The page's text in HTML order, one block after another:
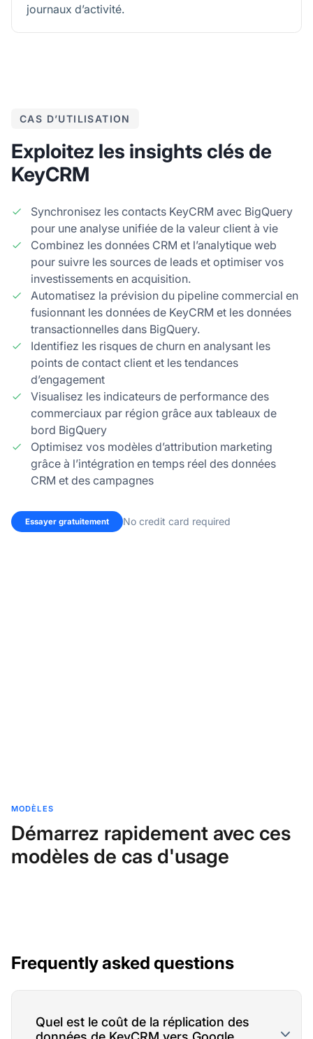
journaux d’activité.
CAS D’UTILISATION
Exploitez les insights clés de
KeyCRM
Synchronisez les contacts KeyCRM avec BigQuery
pour une analyse unifiée de la valeur client à vie
Combinez les données CRM et l’analytique web
pour suivre les sources de leads et optimiser vos
investissements en acquisition.
Automatisez la prévision du pipeline commercial en
fusionnant les données de KeyCRM et les données
transactionnelles dans BigQuery.
Identifiez les risques de churn en analysant les
points de contact client et les tendances
d’engagement
Visualisez les indicateurs de performance des
commerciaux par région grâce aux tableaux de
bord BigQuery
Optimisez vos modèles d’attribution marketing
grâce à l’intégration en temps réel des données
CRM et des campagnes
Essayer gratuitement No credit card required
MODÈLES
Démarrez rapidement avec ces
modèles de cas d'usage
Frequently asked questions
Quel est le coût de la réplication des